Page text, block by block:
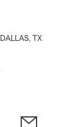
DALLAS, TX